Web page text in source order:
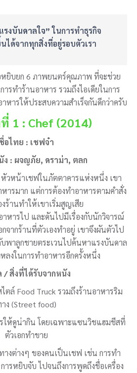
รงบันดาลใจ”ในการทำธุรกิจ
ได้จากทุกสิ่งที่อยู่รอบตัวเรา
หยิบยก 6 ภาพยนตร์คุณภาพ ที่จะช่วย
ารทำร้านอาหาร รวมถึงไอเดียในการ
หารให้ประสบความสำเร็จกันดีกว่าครับ
ที่ 1 : Chef (2014)
ชื่อไทย : เชฟจ๋า
ง : ผจญภัย, ดราม่า, ตลก
หัวหน้าเชฟในภัตตาคารแห่งหนึ่ง เขา
ารมาก แต่การต้องทำอาหารตามคำสั่ง
งร้านทำให้เขาเริ่มสูญเสีย
หารไป และดันไปมีเรื่องกับนักวิจารณ์
จากร้านที่ตัวเองทำอยู่ เขาจึงผันตัวไป
พาลูกชายตระเวนไปค้นหาแรงบันดาล
ลงในการทำอาหารอีกครั้งหนึ่ง
/ สิ่งที่ได้รับจากหนัง
ตล์ Food Truck รวมถึงร้านอาหารริม
ง (Street food)
ให้ดูน่ากิน โดยเฉพาะแซนวิชแฮมชีสที่
ตัวเอกทำขาย
างต่างๆ ของคนเป็นเชฟ เช่น การทำ
ารหยิบจับ ไปจนถึงการพูดถึงชื่อเครื่อง